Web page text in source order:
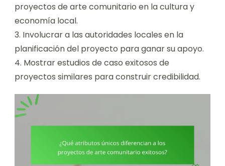
proyectos de arte comunitario en la cultura y
economía local.
3. Involucrar a las autoridades locales en la
planificación del proyecto para ganar su apoyo.
4. Mostrar estudios de caso exitosos de
proyectos similares para construir credibilidad.